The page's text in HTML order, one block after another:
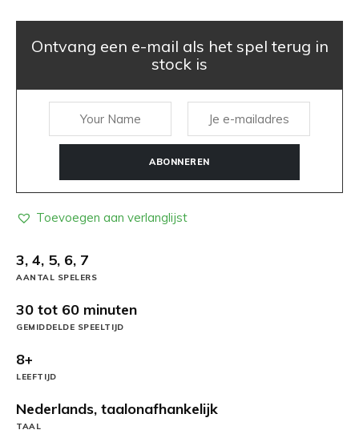
Ontvang een e-mail als het spel terug in
stock is
ABONNEREN
Toevoegen aan verlanglijst
3, 4, 5, 6, 7
AANTAL SPELERS
30 tot 60 minuten
GEMIDDELDE SPEELTIJD
8+
LEEFTIJD
Nederlands, taalonafhankelijk
TAAL